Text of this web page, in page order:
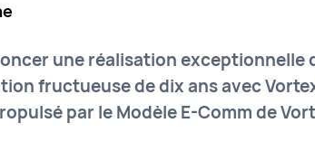
une réalisation exceptionnelle
fructueuse de dix ans avec
par le Modèle E-Comm de